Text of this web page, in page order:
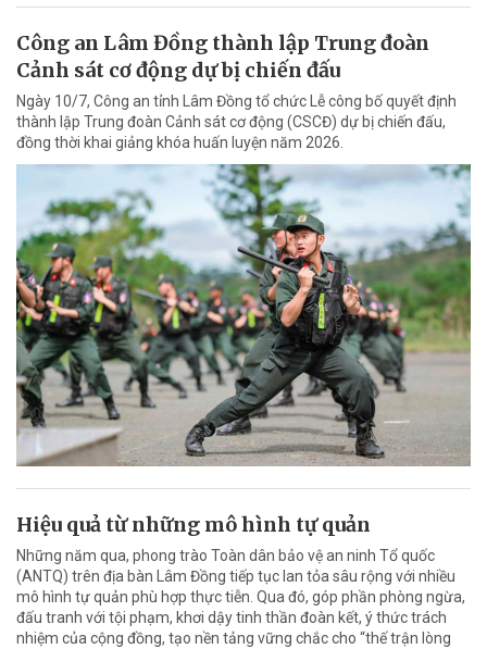
Công an Lâm Đồng thành lập Trung đoàn
Cảnh sát cơ động dự bị chiến đấu
Ngày 10/7, Công an tỉnh Lâm Đồng tổ chức Lễ công bố quyết định
thành lập Trung đoàn Cảnh sát cơ động (CSCĐ) dự bị chiến đấu,
đồng thời khai giảng khóa huấn luyện năm 2026.
Hiệu quả từ những mô hình tự quản
Những năm qua, phong trào Toàn dân bảo vệ an ninh Tổ quốc
(ANTQ) trên địa bàn Lâm Đồng tiếp tục lan tỏa sâu rộng với nhiều
mô hình tự quản phù hợp thực tiễn. Qua đó, góp phần phòng ngừa,
đấu tranh với tội phạm, khơi dậy tinh thần đoàn kết, ý thức trách
nhiệm của cộng đồng, tạo nền tảng vững chắc cho “thế trận lòng